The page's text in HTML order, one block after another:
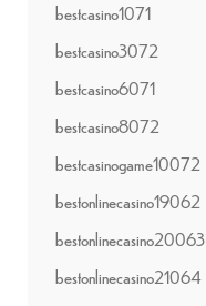
bestcasino1071
bestcasino3072
bestcasino6071
bestcasino8072
bestcasinogame10072
bestonlinecasino19062
bestonlinecasino20063
bestonlinecasino21064